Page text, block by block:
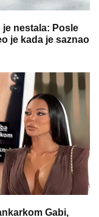
je nestala: Posle
je kada je saznao
Gabi,